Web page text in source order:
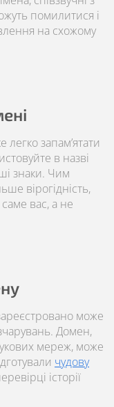
помилитися і
на схожому
запам’ятати
в назві
знаки. Чим
вірогідність,
вас, а не
може
Домен,
мереж, може
чудову
історії